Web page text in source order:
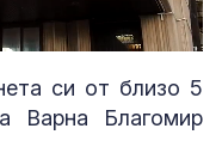
си от близо 5
Варна Благомир